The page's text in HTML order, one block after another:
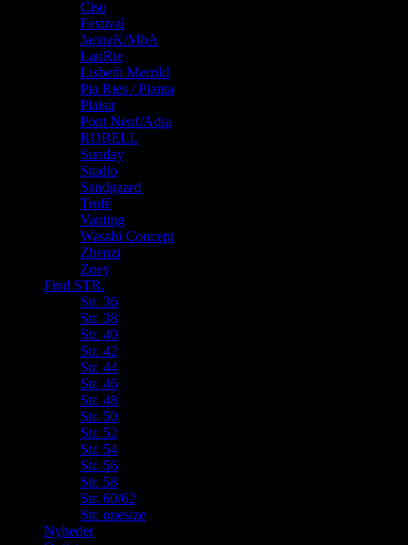
Ciso
Festival
JanneK/MbA
LauRie
Lisbeth Merrild
Pia Ries / Pianta
Plaisir
Pont Neuf/Adia
ROBELL
Sunday
Studio
Sandgaard
Trofé
Vanting
Wasabi Concept
Zhenzi
Zoey
Find STR.
Str. 36
Str. 38
Str. 40
Str. 42
Str. 44
Str. 46
Str. 48
Str. 50
Str. 52
Str. 54
Str. 56
Str. 58
Str. 60/62
Str. onesize
Nyheder